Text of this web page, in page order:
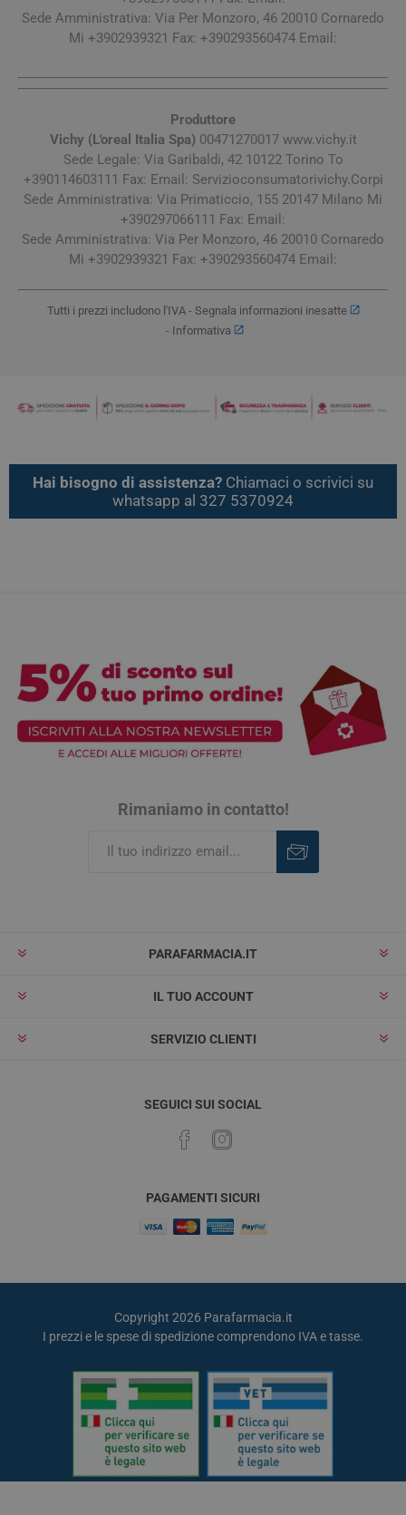
Sede Amministrativa: Via Per Monzoro, 46 20010 Cornaredo
Mi +3902939321 Fax: +390293560474 Email:
Produttore
Vichy (L'oreal Italia Spa) 00471270017 www.vichy.it
Sede Legale: Via Garibaldi, 42 10122 Torino To
+390114603111 Fax: Email: Servizioconsumatorivichy.Corpi
Sede Amministrativa: Via Primaticcio, 155 20147 Milano Mi
+390297066111 Fax: Email:
Sede Amministrativa: Via Per Monzoro, 46 20010 Cornaredo
Mi +3902939321 Fax: +390293560474 Email:
Tutti i prezzi includono l'IVA - Segnala informazioni inesatte
- Informativa
Hai bisogno di assistenza? Chiamaci o scrivici su
whatsapp al 327 5370924
Rimaniamo in contatto!
PARAFARMACIA.IT
IL TUO ACCOUNT
SERVIZIO CLIENTI
SEGUICI SUI SOCIAL
PAGAMENTI SICURI
Copyright 2026 Parafarmacia.it
I prezzi e le spese di spedizione comprendono IVA e tasse.